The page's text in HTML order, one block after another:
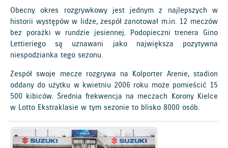
Obecny okres rozgrywkowy jest jednym z najlepszych w
historii występów w lidze, zespół zanotował m.in. 12 meczów
bez porażki w rundzie jesiennej. Podopieczni trenera Gino
Lettieriego są uznawani jako największa pozytywna
niespodzianka tego sezonu.
Zespół swoje mecze rozgrywa na Kolporter Arenie, stadion
oddany do użytku w kwietniu 2006 roku może pomieścić 15
500 kibiców. Średnia frekwencja na meczach Korony Kielce
w Lotto Ekstraklasie w tym sezonie to blisko 8000 osób.